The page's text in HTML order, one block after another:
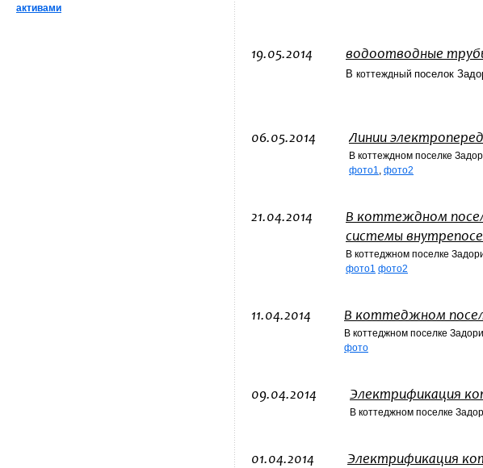
19.05.2014 водоотводные
В коттеждный поселок
06.05.2014 Линии
В коттеждном поселке
фото1, фото2
21.04.2014
В коттеждном
системы
В коттеджном поселке
фото1 фото2
11.04.2014 В коттеджном
В коттеджном поселке
фото
09.04.2014 Электрификация
В коттеджном поселке
01.04.2014 Электрификация
активами